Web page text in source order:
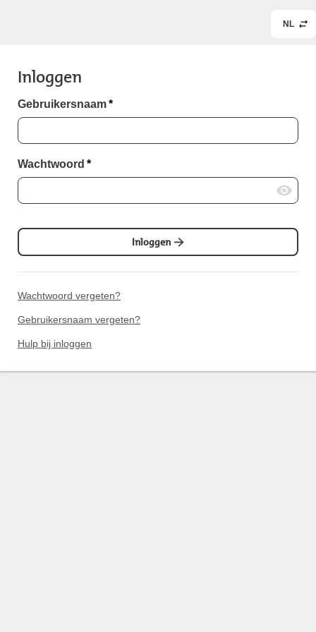
NL
Inloggen
Gebruikersnaam*
Wachtwoord *
Inloggen
Wachtwoord vergeten?
Gebruikersnaam vergeten?
Hulp bij inloggen